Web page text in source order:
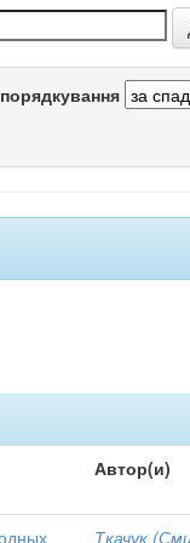
Автор(и)
Ткачук